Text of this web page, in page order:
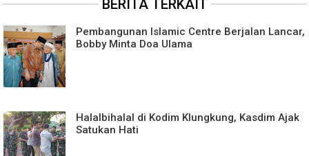
BERITA TERKAIT
Pembangunan Islamic Centre Berjalan Lancar,
Bobby Minta Doa Ulama
Halalbihalal di Kodim Klungkung, Kasdim Ajak
Satukan Hati